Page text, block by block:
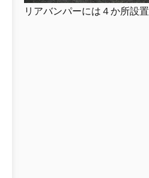
リアバンパーには４か所設置